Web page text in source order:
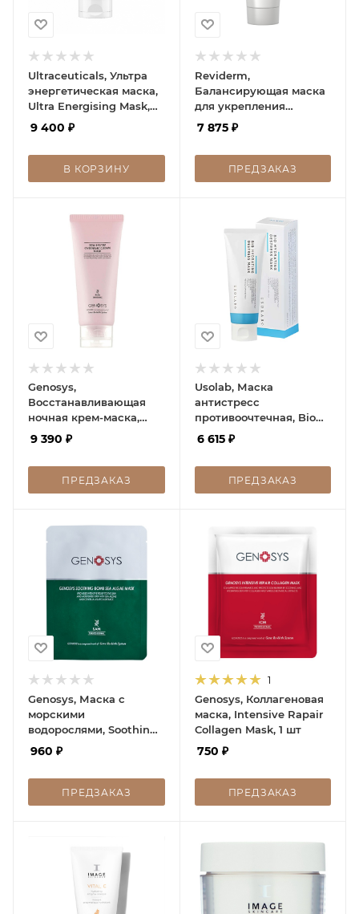
Ultraceuticals, Ультра
энергетическая маска,
Ultra Energising Mask,
75 мл
9 400 ₽
В КОРЗИНУ
Reviderm,
Балансирующая маска
для укрепления
сосудов, Сouperose
therapy mask, 50 мл
7 875₽
ПРЕДЗАКАЗ
Genosys,
Восстанавливающая
ночная крем-маска,
Rescue Overnight
9 390 ₽
ПРЕДЗАКАЗ
Usolab, Маска
антистресс
противоочтечная, Bio
Hydrating Destress
6 615₽
ПРЕДЗАКАЗ
Genosys, Маска с
морскими
водорослями, Soothing
Bomb Sea Algae Mask, 1
шт
960 ₽
ПРЕДЗАКАЗ
1
Genosys, Коллагеновая
маска, Intensive Rapair
Collagen Mask, 1 шт
750 ₽
ПРЕДЗАКАЗ